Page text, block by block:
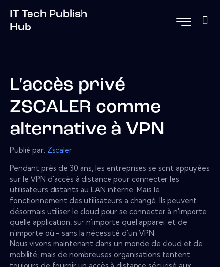
IT Tech Publish
Hub
L'accès privé
ZSCALER comme
alternative à VPN
Publié par: Zscaler
Pendant près de 30 ans, les entreprises se sont appuyées
sur le VPN d'accès à distance pour connecter les
utilisateurs distants au LAN interne. Mais le
fonctionnement des utilisateurs a changé. Ils peuvent
désormais utiliser le cloud pour se connecter à n'importe
quelle application, sur n'importe quel appareil et de
n'importe où - sans la nécessité d'un VPN.
Nous vivons maintenant dans un monde de cloud et de
mobilité, mais de nombreuses organisations tentent
toujours de fournir un accès à distance sécurisé aux